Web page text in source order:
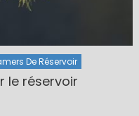
De Réservoir
le réservoir